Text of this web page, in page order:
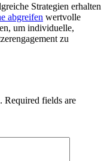
Strategien erhalten
abgreifen wertvolle
um individuelle,
zu
Required fields are